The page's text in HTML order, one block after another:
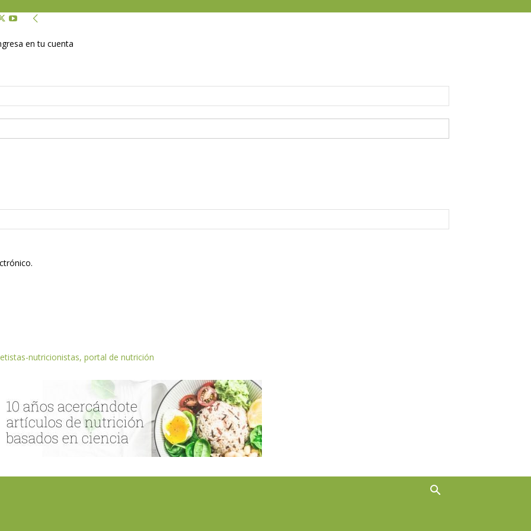
en tu cuenta
nutricionistas, portal de nutrición